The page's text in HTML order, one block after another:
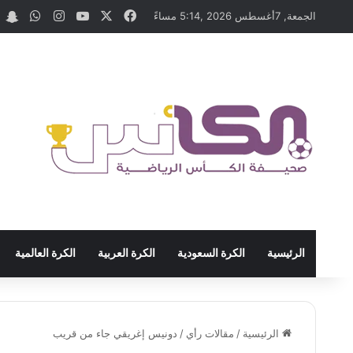
الجمعة, 7أغسطس 2026 ,5:14 مساءً فيسبوك ‫YouTubeانستقرام
الرئيسية الكرة السعودية الكرة العربية الكرة العالمية
الرئيسية / مقالات رأي / دونيس إغريقي جاء من قريب